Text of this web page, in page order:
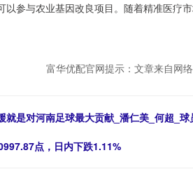
参与农业基因改良项目。随着精准医疗
富华优配官网提示：文章来自网
是对河南足球最大贡献_潘仁美_何超_球
点，日内下跌1.11%